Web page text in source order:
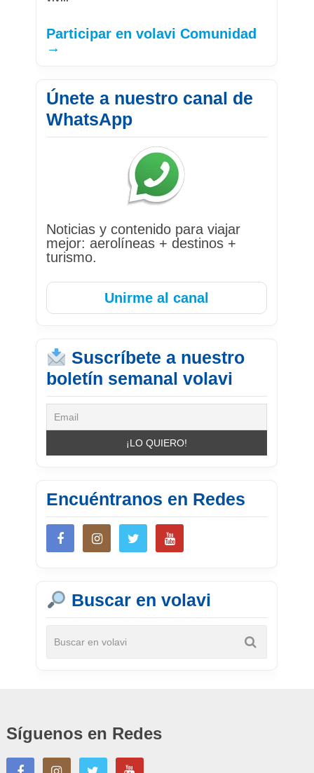
Participar en volavi Comunidad
→
Únete a nuestro canal de
WhatsApp
Noticias y contenido para viajar
mejor: aerolíneas + destinos +
turismo.
Unirme al canal
Suscríbete a nuestro
boletín semanal volavi
Encuéntranos en Redes
Buscar en volavi
Síguenos en Redes